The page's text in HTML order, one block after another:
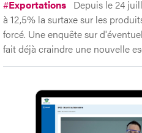
#Exportations Depuis le 24
à 12,5% la surtaxe sur les
forcé. Une enquête sur
fait déjà craindre une nouvelle